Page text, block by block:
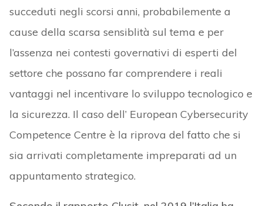
succeduti negli scorsi anni, probabilemente a
cause della scarsa sensiblità sul tema e per
l’assenza nei contesti governativi di esperti del
settore che possano far comprendere i reali
vantaggi nel incentivare lo sviluppo tecnologico e
la sicurezza. Il caso dell’ European Cybersecurity
Competence Centre è la riprova del fatto che si
sia arrivati completamente impreparati ad un
appuntamento strategico.